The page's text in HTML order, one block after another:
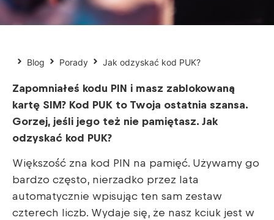
Blog Porady Jak odzyskać kod PUK?
Zapomniałeś kodu PIN i masz zablokowaną
kartę SIM? Kod PUK to Twoja ostatnia szansa.
Gorzej, jeśli jego też nie pamiętasz. Jak
odzyskać kod PUK?
Większość zna kod PIN na pamięć. Używamy go
bardzo często, nierzadko przez lata
automatycznie wpisując ten sam zestaw
czterech liczb. Wydaje się, że nasz kciuk jest w